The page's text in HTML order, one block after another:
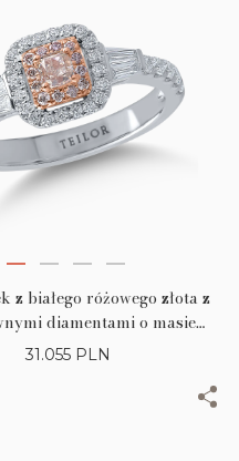
z białego różowego złota z
diamentami o masie
diamentami o masie
31.055 PLN